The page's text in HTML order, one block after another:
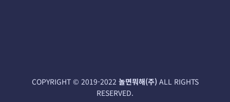
COPYRIGHT‌ © 2019-2022 놀면뭐해(주) ALL RIGHTS
RESERVED.